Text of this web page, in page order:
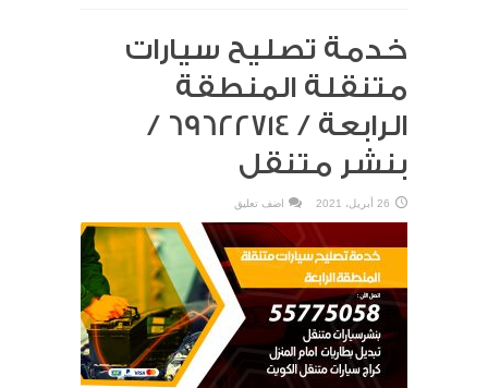
خدمة تصليح سيارات
متنقلة المنطقة
الرابعة / 69622714‬ /
بنشر متنقل
26 أبريل، 2021 اضف تعليق